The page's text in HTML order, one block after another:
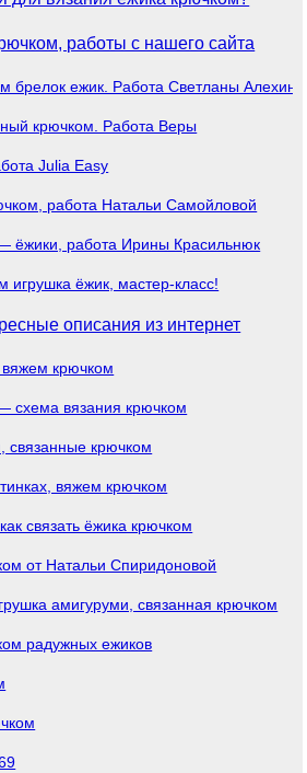
работы с нашего сайта
брелок ежик. Работа Светланы
крючком. Работа Веры
Julia Easy
работа Натальи Самойловой
ёжики, работа Ирины Красильнюк
игрушка ёжик, мастер-класс!
описания из интернет
крючком
схема вязания крючком
связанные крючком
вяжем крючком
связать ёжика крючком
от Натальи Спиридоновой
амигуруми, связанная крючком
радужных ежиков